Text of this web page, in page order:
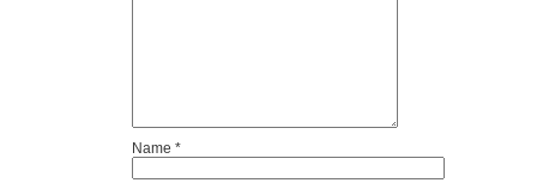
Name *